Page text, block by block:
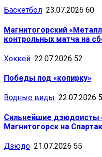
Баскетбол 23.07.2026 60
Магнитогорский
контрольных матча на
Хоккей 22.07.2026 52
Победы под «копирку»
Водные виды 22.07.2026
Сильнейшие дзюдоисты
Магнитогорск на
Дзюдо 21.07.2026 55